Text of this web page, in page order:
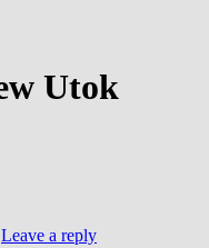
Utok
Leave a reply